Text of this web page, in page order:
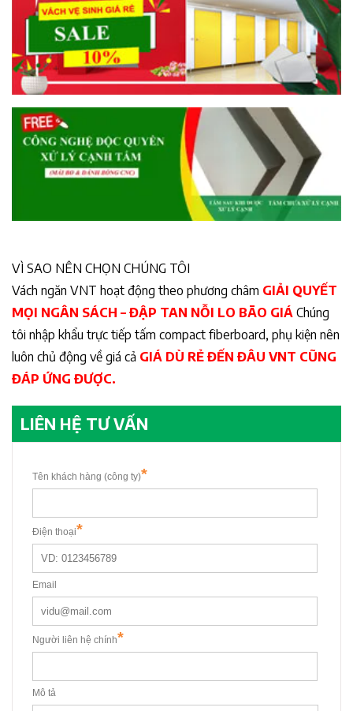
VÌ SAO NÊN CHỌN CHÚNG TÔI
Vách ngăn VNT hoạt động theo phương châm GIẢI QUYẾT
MỌI NGÂN SÁCH – ĐẬP TAN NỖI LO BÃO GIÁ Chúng
tôi nhập khẩu trực tiếp tấm compact fiberboard, phụ kiện nên
luôn chủ động về giá cả GIÁ DÙ RẺ ĐẾN ĐÂU VNT CŨNG
ĐÁP ỨNG ĐƯỢC.
LIÊN HỆ TƯ VẤN